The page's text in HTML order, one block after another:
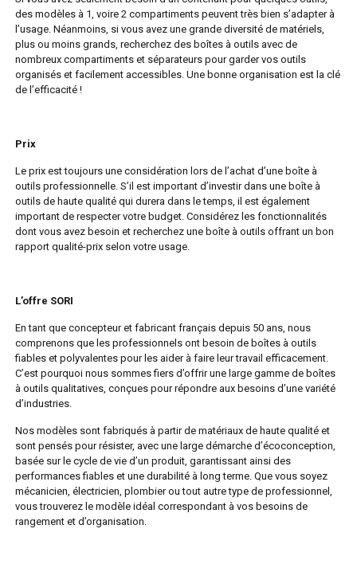
des modèles à 1, voire 2 compartiments peuvent très bien s’adapter à
l’usage. Néanmoins, si vous avez une grande diversité de matériels,
plus ou moins grands, recherchez des boîtes à outils avec de
nombreux compartiments et séparateurs pour garder vos outils
organisés et facilement accessibles. Une bonne organisation est la clé
de l’efficacité !
Prix
Le prix est toujours une considération lors de l’achat d’une boîte à
outils professionnelle. S’il est important d’investir dans une boîte à
outils de haute qualité qui durera dans le temps, il est également
important de respecter votre budget. Considérez les fonctionnalités
dont vous avez besoin et recherchez une boîte à outils offrant un bon
rapport qualité-prix selon votre usage.
L’offre SORI
En tant que concepteur et fabricant français depuis 50 ans, nous
comprenons que les professionnels ont besoin de boîtes à outils
fiables et polyvalentes pour les aider à faire leur travail efficacement.
C’est pourquoi nous sommes fiers d’offrir une large gamme de boîtes
à outils qualitatives, conçues pour répondre aux besoins d’une variété
d’industries.
Nos modèles sont fabriqués à partir de matériaux de haute qualité et
sont pensés pour résister, avec une large démarche d’écoconception,
basée sur le cycle de vie d’un produit, garantissant ainsi des
performances fiables et une durabilité à long terme. Que vous soyez
mécanicien, électricien, plombier ou tout autre type de professionnel,
vous trouverez le modèle idéal correspondant à vos besoins de
rangement et d’organisation.